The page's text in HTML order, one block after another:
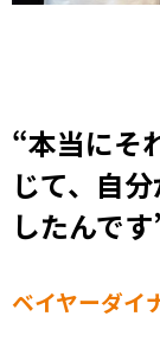
“本当にそ
じて、自
したんです
ベイヤーダイ